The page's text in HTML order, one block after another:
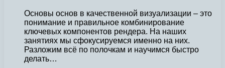
Основы основ в качественной визуализации – это
понимание и правильное комбинирование
ключевых компонентов рендера. На наших
занятиях мы сфокусируемся именно на них.
Разложим всё по полочкам и научимся быстро
делать…